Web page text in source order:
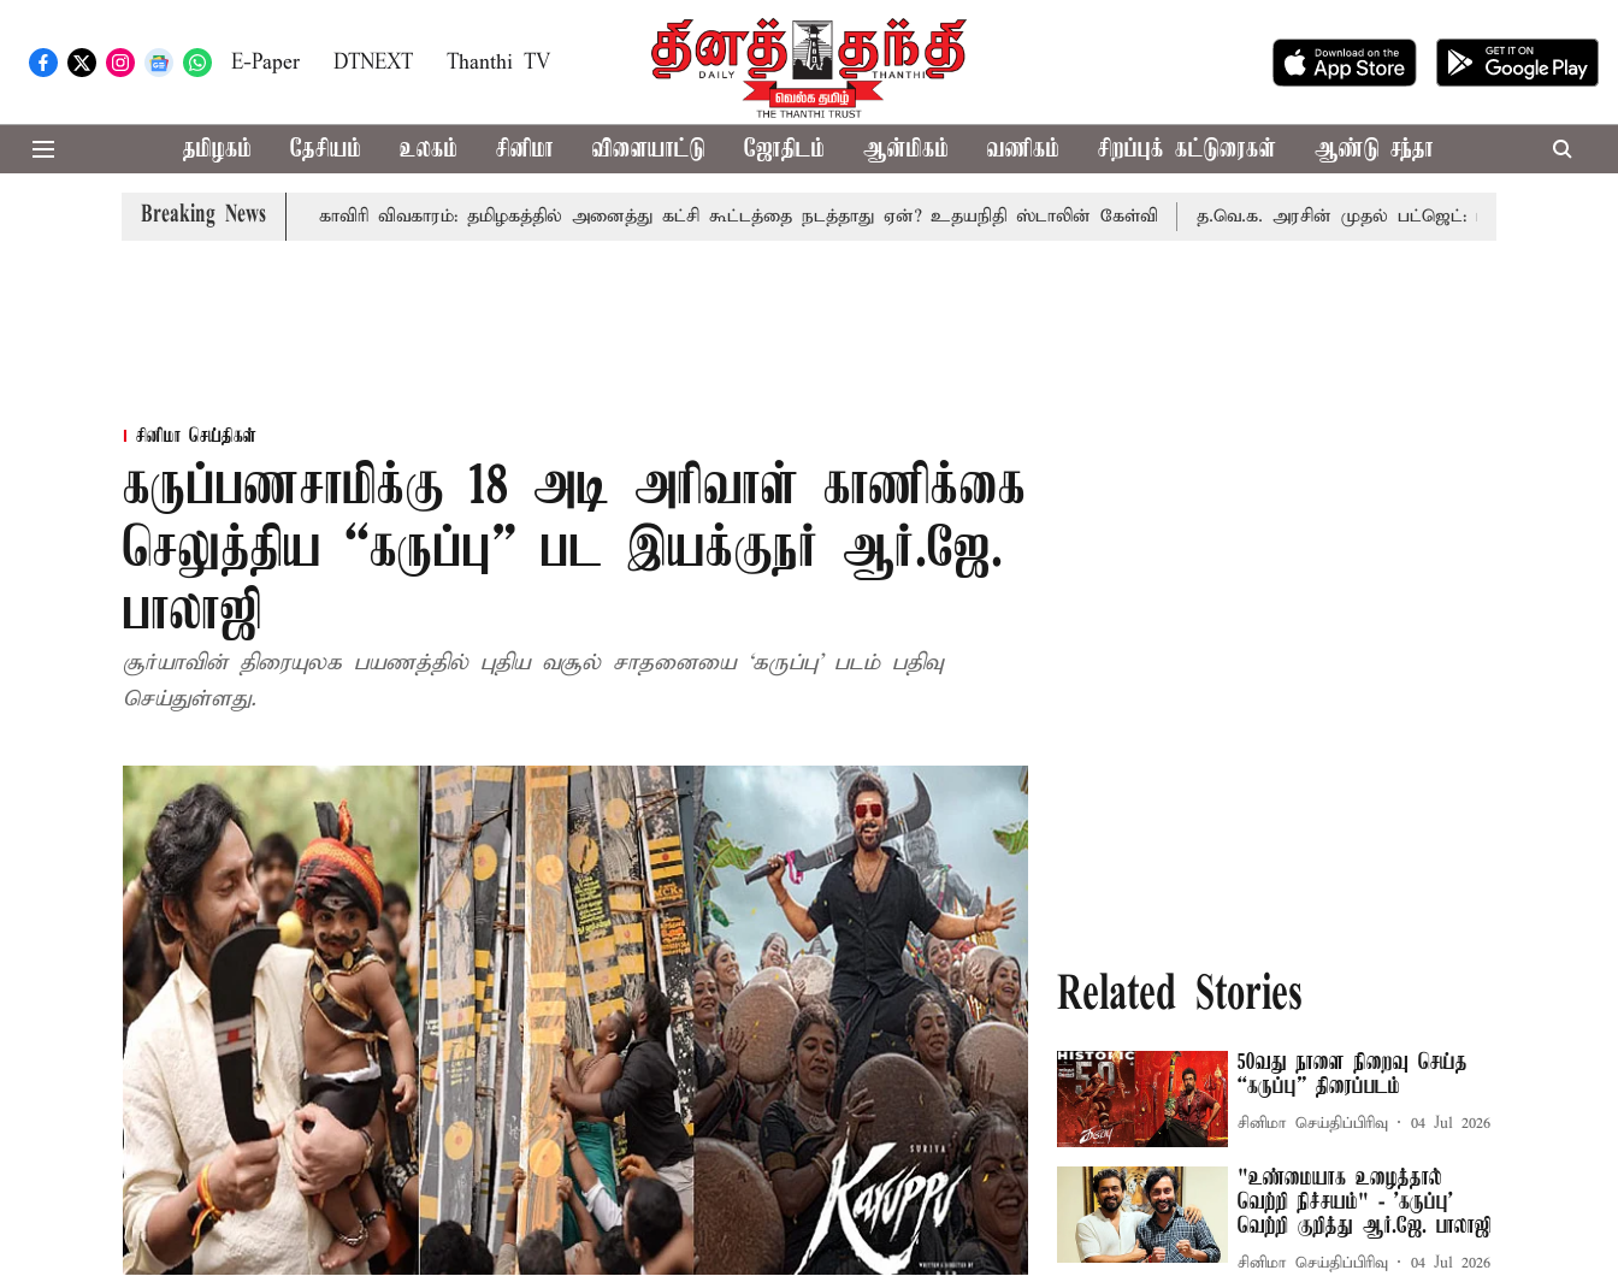
E-Paper DTNEXT Thanthi TV
தமிழகம் தேசியம் உலகம் சினிமா விளையாட்டு ஜோதிடம் ஆன்மிகம் வணிகம் சிறப்புக் கட்டுரைகள் ஆண்டு சந்தா
Breaking News
அமைச்சர் விஜய் உரை காவிரி விவகாரம்: தமிழகத்தில் அனைத்து கட்சி கூட்டத்தை நடத்தாது ஏன்? உதயநிதி ஸ்டாலின் கேள்வி த.வெ.க. அரசின் முதல் பட்ஜெட்: மாற்றமா?, தடுமாற்றமா?
சினிமா செய்திகள்
கருப்பணசாமிக்கு 18 அடி அரிவாள் காணிக்கை
செலுத்திய “கருப்பு” பட இயக்குநர் ஆர்.ஜே.
பாலாஜி
சூர்யாவின் திரையுலக பயணத்தில் புதிய வசூல் சாதனையை ‘கருப்பு’ படம் பதிவு
செய்துள்ளது.
Related Stories
50வது நாளை நிறைவு செய்த
“கருப்பு” திரைப்படம்
சினிமா செய்திப்பிரிவு 04 Jul 2026
"உண்மையாக உழைத்தால்
வெற்றி நிச்சயம்" - 'கருப்பு'
வெற்றி குறித்து ஆர்.ஜே. பாலாஜி
சினிமா செய்திப்பிரிவு 04 Jul 2026